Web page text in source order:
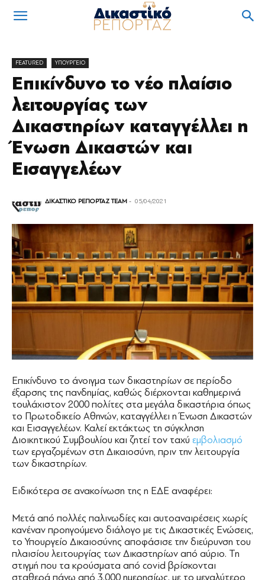
FEATURED ΥΠΟΥΡΓΕΙΟ
Επικίνδυνο το νέο πλαίσιο
λειτουργίας των
Δικαστηρίων καταγγέλλει η
Ένωση Δικαστών και
Εισαγγελέων
ΔΙΚΑΣΤΙΚΟ ΡΕΠΟΡΤΑΖ TEAM - 05/04/2021
Επικίνδυνο το άνοιγμα των δικαστηρίων σε περίοδο
έξαρσης της πανδημίας, καθώς διέρχονται καθημερινά
τουλάχιστον 2000 πολίτες στα μεγάλα δικαστήρια όπως
το Πρωτοδικείο Αθηνών, καταγγέλλει η Ένωση Δικαστών
και Εισαγγελέων. Καλεί εκτάκτως τη σύγκληση
Διοικητικού Συμβουλίου και ζητεί τον ταχύ εμβολιασμό
των εργαζομένων στη Δικαιοσύνη, πριν την λειτουργία
των δικαστηρίων.
Ειδικότερα σε ανακοίνωση της η ΕΔΕ αναφέρει:
Μετά από πολλές παλινωδίες και αυτοαναιρέσεις χωρίς
κανέναν προηγούμενο διάλογο με τις Δικαστικές Ενώσεις,
το Υπουργείο Δικαιοσύνης αποφάσισε την διεύρυνση του
πλαισίου λειτουργίας των Δικαστηρίων από αύριο. Τη
στιγμή που τα κρούσματα από covid βρίσκονται
σταθερά πάνω από 3.000 ημερησίως, με το μεγαλύτερο